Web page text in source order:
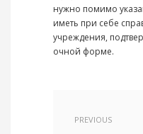
нужно помимо
иметь при себе
учреждения,
очной форме.
PREVIOUS